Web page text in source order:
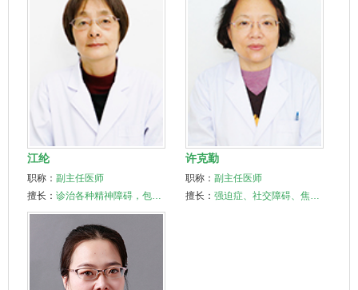
江纶
职称： 副主任医师
擅长： 诊治各种精神障碍，包…
许克勤
职称： 副主任医师
擅长： 强迫症、社交障碍、焦…